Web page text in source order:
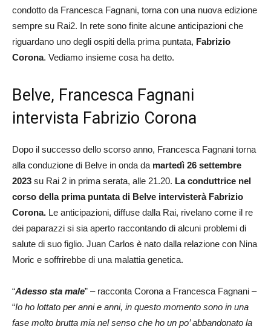
condotto da Francesca Fagnani, torna con una nuova edizione
sempre su Rai2. In rete sono finite alcune anticipazioni che
riguardano uno degli ospiti della prima puntata, Fabrizio
Corona. Vediamo insieme cosa ha detto.
Belve, Francesca Fagnani
intervista Fabrizio Corona
Dopo il successo dello scorso anno, Francesca Fagnani torna
alla conduzione di Belve in onda da martedì 26 settembre
2023 su Rai 2 in prima serata, alle 21.20. La conduttrice nel
corso della prima puntata di Belve intervisterà Fabrizio
Corona. Le anticipazioni, diffuse dalla Rai, rivelano come il re
dei paparazzi si sia aperto raccontando di alcuni problemi di
salute di suo figlio. Juan Carlos è nato dalla relazione con Nina
Moric e soffrirebbe di una malattia genetica.
“Adesso sta male” – racconta Corona a Francesca Fagnani –
“Io ho lottato per anni e anni, in questo momento sono in una
fase molto brutta mia nel senso che ho un po’ abbandonato la